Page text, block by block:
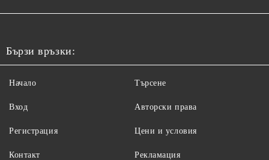
Бързи връзки:
Начало
Вход
Регистрация
Контакт
Търсене
Авторски права
Цени и условия
Рекламация